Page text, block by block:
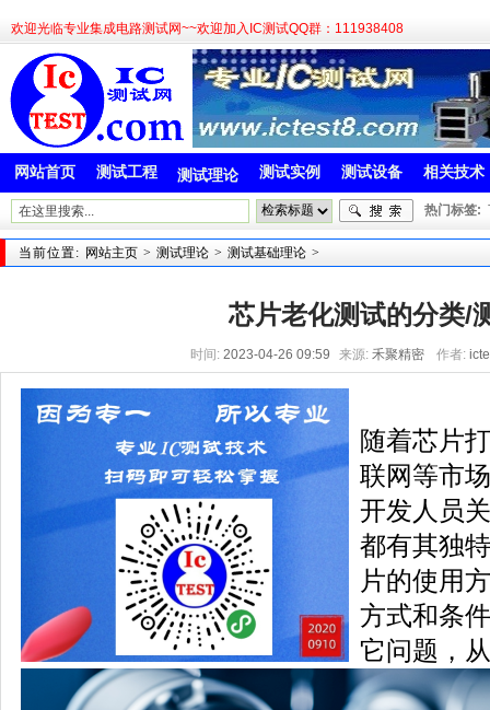
欢迎光临专业集成电路测试网~~欢迎加入IC测试QQ群：111938408
网站首页 测试工程 测试理论 测试实例 测试设备 相关技术
热门标签:
当前位置: 网站主页 > 测试理论 > 测试基础理论 >
芯片老化测试的分类/
时间: 2023-04-26 09:59 来源: 禾聚精密 作者:
随着芯片
联网等市
开发人员
都有其独
片的使用
方式和条
它问题，